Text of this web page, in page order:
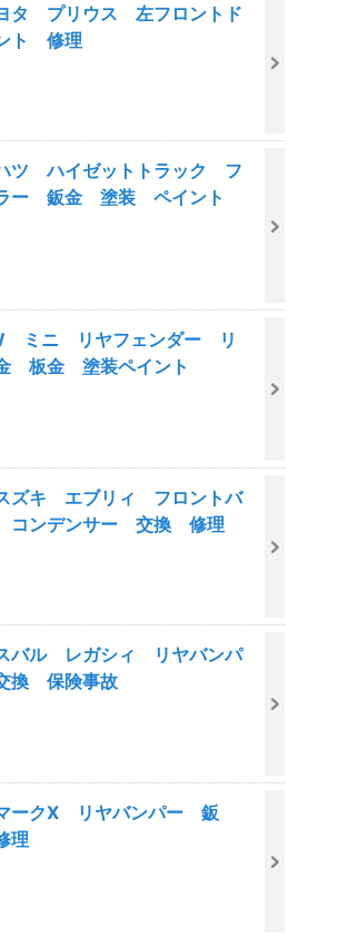
タ プリウス 左フロントド
ト 修理
ツ ハイゼットトラック フ
ラー 鈑金 塗装 ペイント
ミニ リヤフェンダー リ
板金 塗装ペイント
ズキ エブリィ フロントバ
コンデンサー 交換 修理
バル レガシィ リヤバンパ
換 保険事故
ークX リヤバンパー 鈑
理